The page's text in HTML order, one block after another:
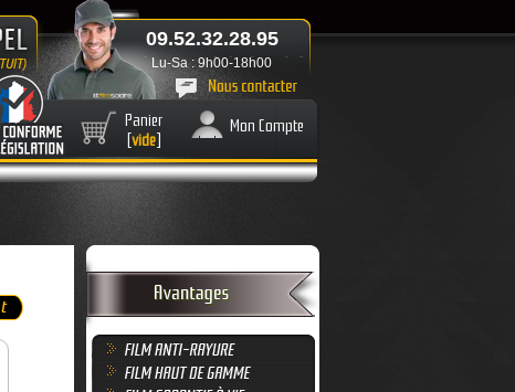
Lu-Sa : 9h00-18h00
09.52.32.28.95
Panier
[vide]
Mon Compte